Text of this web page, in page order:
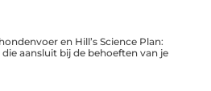
en Hill’s Science Plan:
aansluit bij de behoeften van je